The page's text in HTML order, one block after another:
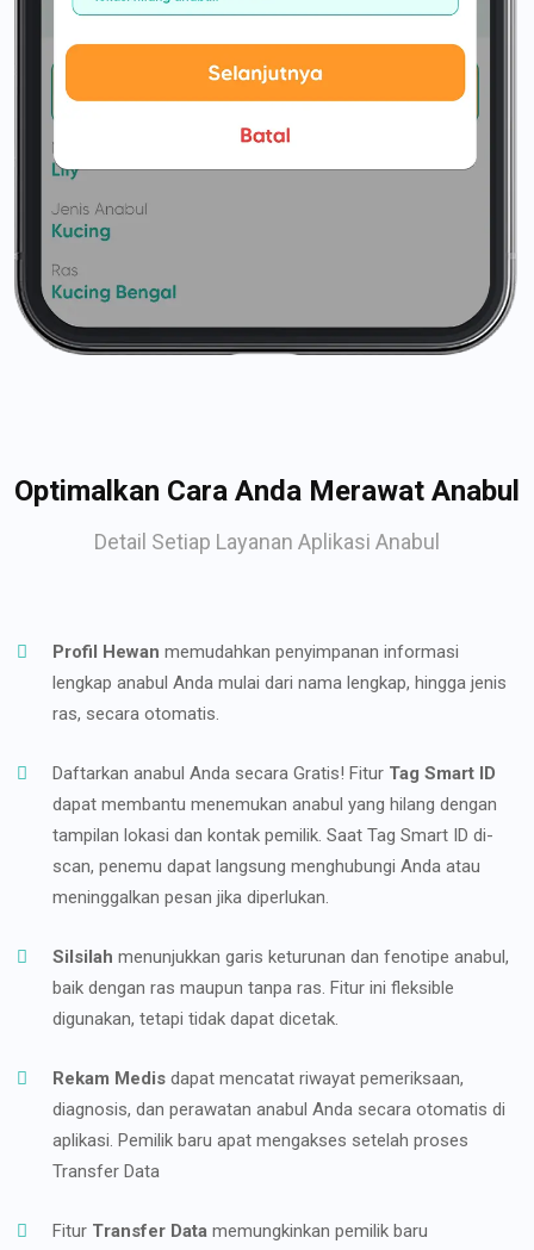
Optimalkan Cara Anda Merawat Anabul
Detail Setiap Layanan Aplikasi Anabul
Profil Hewan memudahkan penyimpanan informasi
lengkap anabul Anda mulai dari nama lengkap, hingga jenis
ras, secara otomatis.
Daftarkan anabul Anda secara Gratis! Fitur Tag Smart ID
dapat membantu menemukan anabul yang hilang dengan
tampilan lokasi dan kontak pemilik. Saat Tag Smart ID di-
scan, penemu dapat langsung menghubungi Anda atau
meninggalkan pesan jika diperlukan.
Silsilah menunjukkan garis keturunan dan fenotipe anabul,
baik dengan ras maupun tanpa ras. Fitur ini fleksible
digunakan, tetapi tidak dapat dicetak.
Rekam Medis dapat mencatat riwayat pemeriksaan,
diagnosis, dan perawatan anabul Anda secara otomatis di
aplikasi. Pemilik baru apat mengakses setelah proses
Transfer Data
Fitur Transfer Data memungkinkan pemilik baru